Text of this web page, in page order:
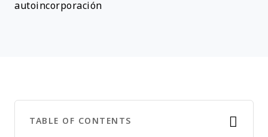
autoincorporación
TABLE OF CONTENTS